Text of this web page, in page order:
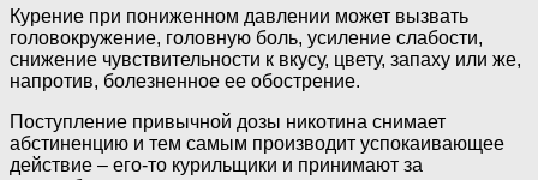
Курение при пониженном давлении может вызвать
головокружение, головную боль, усиление слабости,
снижение чувствительности к вкусу, цвету, запаху или же,
напротив, болезненное ее обострение.
Поступление привычной дозы никотина снимает
абстиненцию и тем самым производит успокаивающее
действие – его-то курильщики и принимают за